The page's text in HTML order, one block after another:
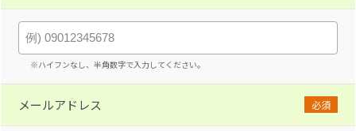
※ハイフンなし、半角数字で入力してください。
メールアドレス 必須